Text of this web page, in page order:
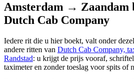
Amsterdam → Zaandam
Dutch Cab Company
Iedere rit die u hier boekt, valt onder
andere ritten van Dutch Cab Company,
Randstad: u krijgt de prijs vooraf,
taximeter en zonder toeslag voor spits of